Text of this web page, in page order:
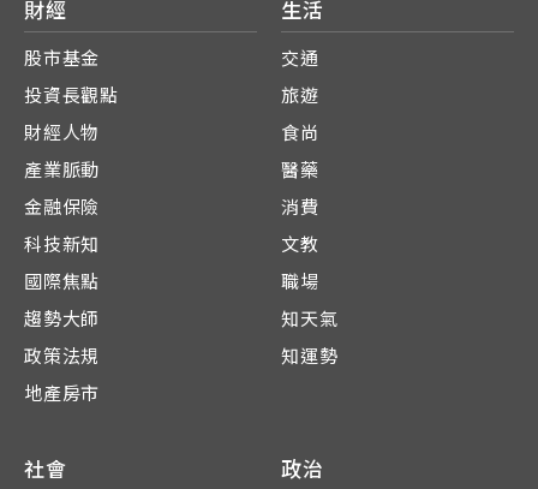
財經
股市基金
投資長觀點
財經人物
產業脈動
金融保險
科技新知
國際焦點
趨勢大師
政策法規
地產房市
生活
交通
旅遊
食尚
醫藥
消費
文教
職場
知天氣
知運勢
社會 政治